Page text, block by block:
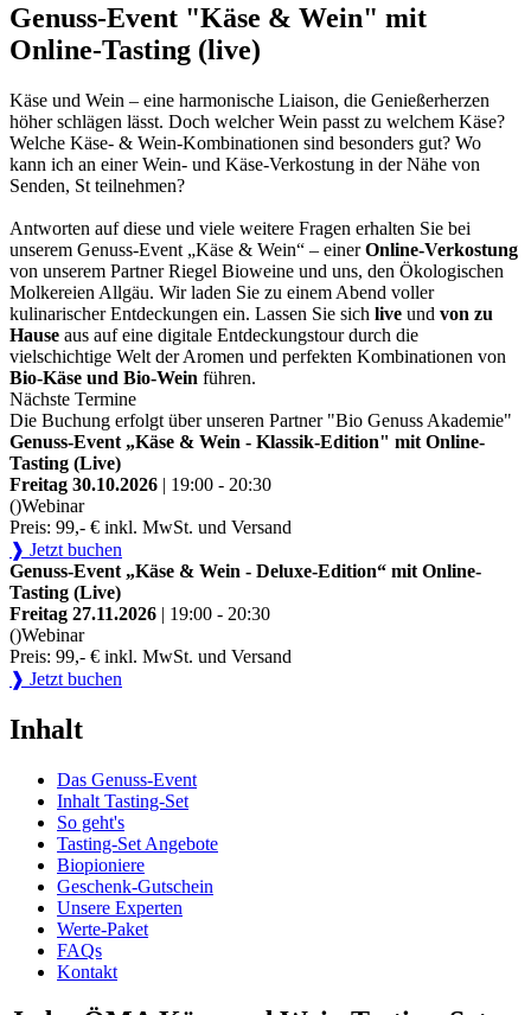
Genuss-Event "Käse & Wein" mit
Online-Tasting (live)
Käse und Wein – eine harmonische Liaison, die Genießerherzen
höher schlägen lässt. Doch welcher Wein passt zu welchem Käse?
Welche Käse- & Wein-Kombinationen sind besonders gut? Wo
kann ich an einer Wein- und Käse-Verkostung in der Nähe von
Senden, St teilnehmen?
Antworten auf diese und viele weitere Fragen erhalten Sie bei
unserem Genuss-Event „Käse & Wein“ – einerOnline-Verkostung
von unserem Partner Riegel Bioweine und uns, den Ökologischen
Molkereien Allgäu. Wir laden Sie zu einem Abend voller
kulinarischer Entdeckungen ein. Lassen Sie sich live und von zu
Hause aus auf eine digitale Entdeckungstour durch die
vielschichtige Welt der Aromen und perfekten Kombinationen von
Bio-Käse und Bio-Wein führen.
Nächste Termine
Die Buchung erfolgt über unseren Partner "Bio Genuss Akademie"
Genuss-Event „Käse & Wein - Klassik-Edition" mit Online-
Tasting (Live)
Freitag 30.10.2026 | 19:00 - 20:30
()Webinar
Preis: 99,- € inkl. MwSt. und Versand
❱ Jetzt buchen
Genuss-Event „Käse & Wein - Deluxe-Edition“ mit Online-
Tasting (Live)
Freitag 27.11.2026 | 19:00 - 20:30
()Webinar
Preis: 99,- € inkl. MwSt. und Versand
❱ Jetzt buchen
Inhalt
Das Genuss-Event
Inhalt Tasting-Set
So geht's
Tasting-Set Angebote
Biopioniere
Geschenk-Gutschein
Unsere Experten
Werte-Paket
FAQs
Kontakt